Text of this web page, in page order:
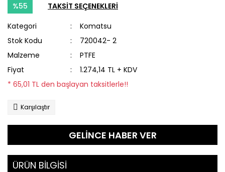
%55 TAKSİT SEÇENEKLERİ
Kategori
Komatsu
Stok Kodu
720042- 2
Malzeme
PTFE
Fiyat
1.274,14 TL + KDV
* 65,01 TL den başlayan taksitlerle!!
Karşılaştır
GELİNCE HABER VER
ÜRÜN BİLGİSİ